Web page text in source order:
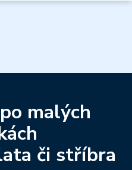
malých
či stříbra